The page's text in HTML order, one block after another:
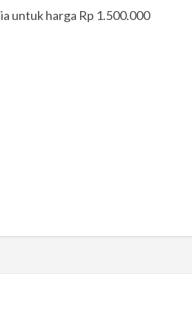
untuk harga Rp 1.500.000